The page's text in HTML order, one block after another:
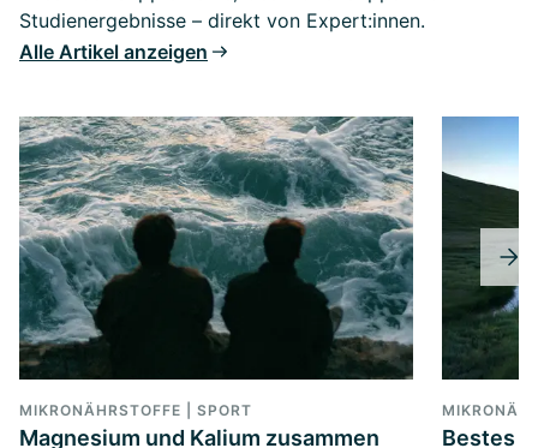
Studienergebnisse – direkt von Expert:innen.
Alle Artikel anzeigen
MIKRONÄHRSTOFFE | SPORT
Magnesium und Kalium zusammen
Bestes